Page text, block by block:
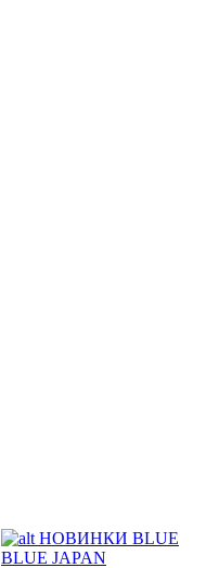
НОВИНКИ BLUE
BLUE JAPAN